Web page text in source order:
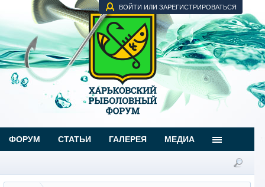
ВОЙТИ ИЛИ ЗАРЕГИСТРИРОВАТЬСЯ
ФОРУМ СТАТЬИ ГАЛЕРЕЯ МЕДИА